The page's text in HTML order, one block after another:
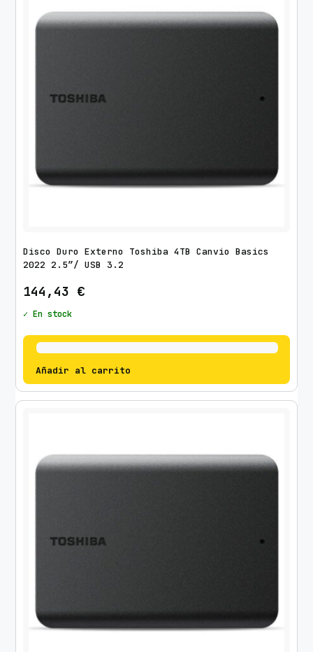
Disco Duro Externo Toshiba 4TB Canvio Basics
2022 2.5″/ USB 3.2
144,43 €
✓ En stock
Añadir al carrito